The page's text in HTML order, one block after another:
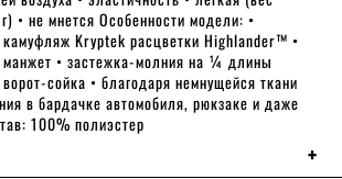
• не мнется Особенности модели: •
Kryptek расцветки Highlander™ •
• застежка-молния на ¼ длины
сойка • благодаря немнущейся ткани
в бардачке автомобиля, рюкзаке и даже
100% полиэстер